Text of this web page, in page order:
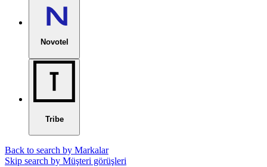
Novotel
Tribe
Back to search by Markalar
Skip search by Müşteri görüşleri